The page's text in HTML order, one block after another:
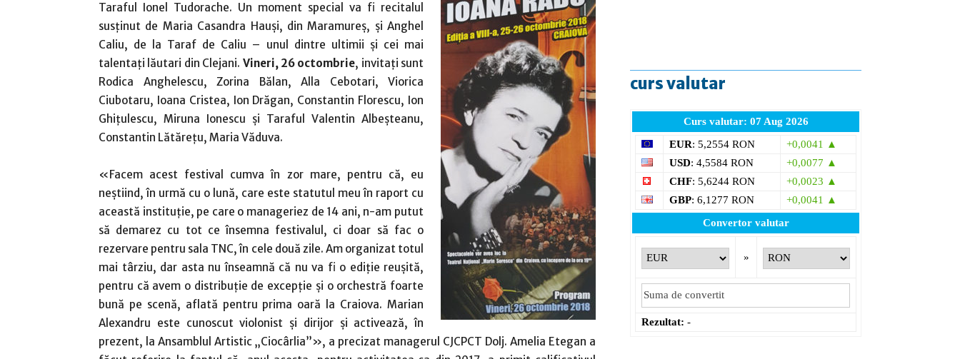
Taraful Ionel Tudorache. Un moment special va fi recitalul
susţinut de Maria Casandra Hauşi, din Maramureş, şi Anghel
Caliu, de la Taraf de Caliu – unul dintre ultimii şi cei mai
talentaţi lăutari din Clejani. Vineri, 26 octombrie, invitaţi sunt
Rodica Anghelescu, Zorina Bălan, Alla Cebotari, Viorica
Ciubotaru, Ioana Cristea, Ion Drăgan, Constantin Florescu, Ion
Ghiţulescu, Miruna Ionescu şi Taraful Valentin Albeşteanu,
Constantin Lătăreţu, Maria Văduva.
«Facem acest festival cumva în zor mare, pentru că, eu
neştiind, în urmă cu o lună, care este statutul meu în raport cu
această instituţie, pe care o manageriez de 14 ani, n-am putut
să demarez cu tot ce însemna festivalul, ci doar să fac o
rezervare pentru sala TNC, în cele două zile. Am organizat totul
mai târziu, dar asta nu înseamnă că nu va fi o ediţie reuşită,
pentru că avem o distribuţie de excepţie şi o orchestră foarte
bună pe scenă, aflată pentru prima oară la Craiova. Marian
Alexandru este cunoscut violonist şi dirijor şi activează, în
prezent, la Ansamblul Artistic „Ciocârlia”», a precizat managerul CJCPCT Dolj. Amelia Etegan a
curs valutar
Curs valutar: 07 Aug 2026
EUR: 5,2554 RON
+0,0041 ▲
USD: 4,5584 RON
+0,0077 ▲
CHF: 5,6244 RON
+0,0023 ▲
GBP: 6,1277 RON
+0,0041 ▲
Convertor valutar
»
Rezultat: -